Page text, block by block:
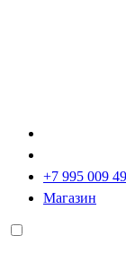
+7 995 009
Магазин